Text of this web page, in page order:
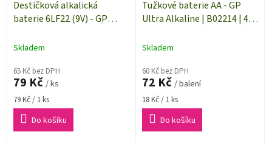
Destičková alkalická
baterie 6LF22 (9V) - GP
kus
Skladem
65 Kč bez DPH
79 Kč / ks
Měrná
cena:
79 Kč / 1 ks
Do košíku
Tužkové baterie AA - GP
Ultra Alkaline | B02214 | 4
Skladem
60 Kč bez DPH
72 Kč / balení
Měrná
cena:
18 Kč / 1 ks
Do košíku